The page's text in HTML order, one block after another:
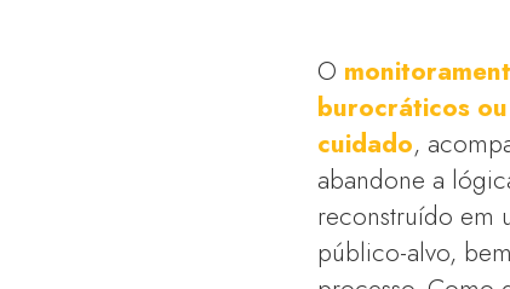
O
burocráticos
cuidado,
abandone a
reconstruído em
público-alvo,